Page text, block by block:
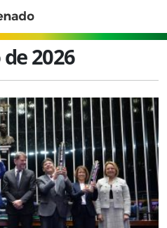
2026